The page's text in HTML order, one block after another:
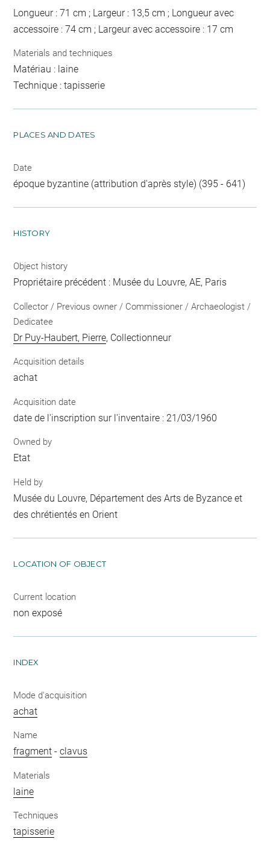
Longueur : 71 cm ; Largeur : 13,5 cm ; Longueur avec
accessoire : 74 cm ; Largeur avec accessoire : 17 cm
Materials and techniques
Matériau : laine
Technique : tapisserie
PLACES AND DATES
Date
époque byzantine (attribution d'après style) (395 - 641)
HISTORY
Object history
Propriétaire précédent : Musée du Louvre, AE, Paris
Collector / Previous owner / Commissioner / Archaeologist /
Dedicatee
Dr Puy-Haubert, Pierre, Collectionneur
Acquisition details
achat
Acquisition date
date de l'inscription sur l'inventaire : 21/03/1960
Owned by
Etat
Held by
Musée du Louvre, Département des Arts de Byzance et
des chrétientés en Orient
LOCATION OF OBJECT
Current location
non exposé
INDEX
Mode d'acquisition
achat
Name
fragment -clavus
Materials
laine
Techniques
tapisserie